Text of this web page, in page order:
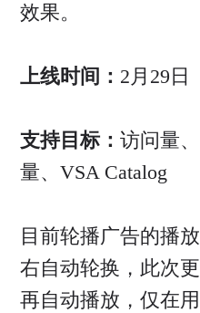
效果。
上线时间： 2月29日
支持目标： 访问量
量、VSA Catalog
目前轮播广告的播
右自动轮换，此次
再自动播放，仅在